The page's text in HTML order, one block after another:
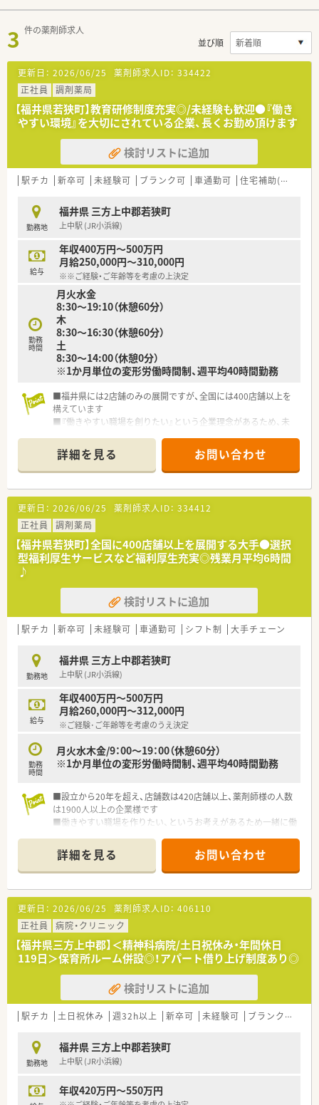
3 件の薬剤師求人
並び順
更新日： 2026/06/25 薬剤師求人ID： 334422
正社員
調剤薬局
【福井県若狭町】教育研修制度充実◎/未経験も歓迎●『働き
やすい環境』を大切にされている企業、長くお勤め頂けます
検討リストに追加
駅チカ 新卒可 未経験可 ブランク可 車通勤可 住宅補助(手当)あり
勤務地
福井県 三方上中郡若狭町
上中駅 (JR小浜線)
給与
年収400万円～500万円
月給250,000円～310,000円
※※ご経験・ご年齢等を考慮の上決定
勤務
時間
月火水金
8:30～19:10（休憩60分）
木
8:30～16:30（休憩60分）
土
8:30～14:00（休憩0分）
※1か月単位の変形労働時間制、週平均40時間勤務
■福井県には2店舗のみの展開ですが、全国には400店舗以上を
構えています
■『働きやすい職場を創りたい』という企業理念があるため、未
■教育研修制度も充実◎学会・学術発表やマネジメント研修、病
院研修や領域別プログラムなど学びたい方・薬剤師としてスキル
アップをお考えの方必見です！
詳細を見る お問い合わせ
更新日： 2026/06/25 薬剤師求人ID： 334412
正社員
調剤薬局
【福井県若狭町】全国に400店舗以上を展開する大手●選択
型福利厚生サービスなど福利厚生充実◎残業月平均6時間
♪
検討リストに追加
駅チカ 新卒可 未経験可 車通勤可 シフト制 大手チェーン
勤務地
福井県 三方上中郡若狭町
上中駅 (JR小浜線)
給与
年収400万円～500万円
月給260,000円～312,000円
※ご経験･ご年齢等を考慮のうえ決定
勤務
時間
月火水木金/9：00～19：00（休憩60分）
※1か月単位の変形労働時間制、週平均40時間勤務
■設立から20年を超え、店舗数は420店舗以上、薬剤師様の人数
は1900人以上の企業様です
■働きやすい職場を作りたい、というお考えがあるため一緒に働
■未経験・ブランクがおありになる方でも、上記のように『誰か
のために』働ける方であれば、ぜひお問い合わせください！
詳細を見る お問い合わせ
更新日： 2026/06/25 薬剤師求人ID： 406110
正社員
病院・クリニック
【福井県三方上中郡】＜精神科病院/土日祝休み・年間休日
119日＞保育所ルーム併設◎！アパート借り上げ制度あり◎
検討リストに追加
駅チカ 土日祝休み 週32h以上 新卒可 未経験可 ブランク可
勤務地
福井県 三方上中郡若狭町
上中駅 (JR小浜線)
年収420万円～550万円